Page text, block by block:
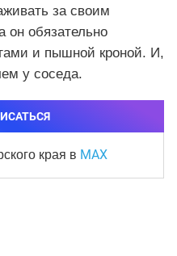
за своим
он обязательно
и пышной кроной. И,
у соседа.
края в MAX